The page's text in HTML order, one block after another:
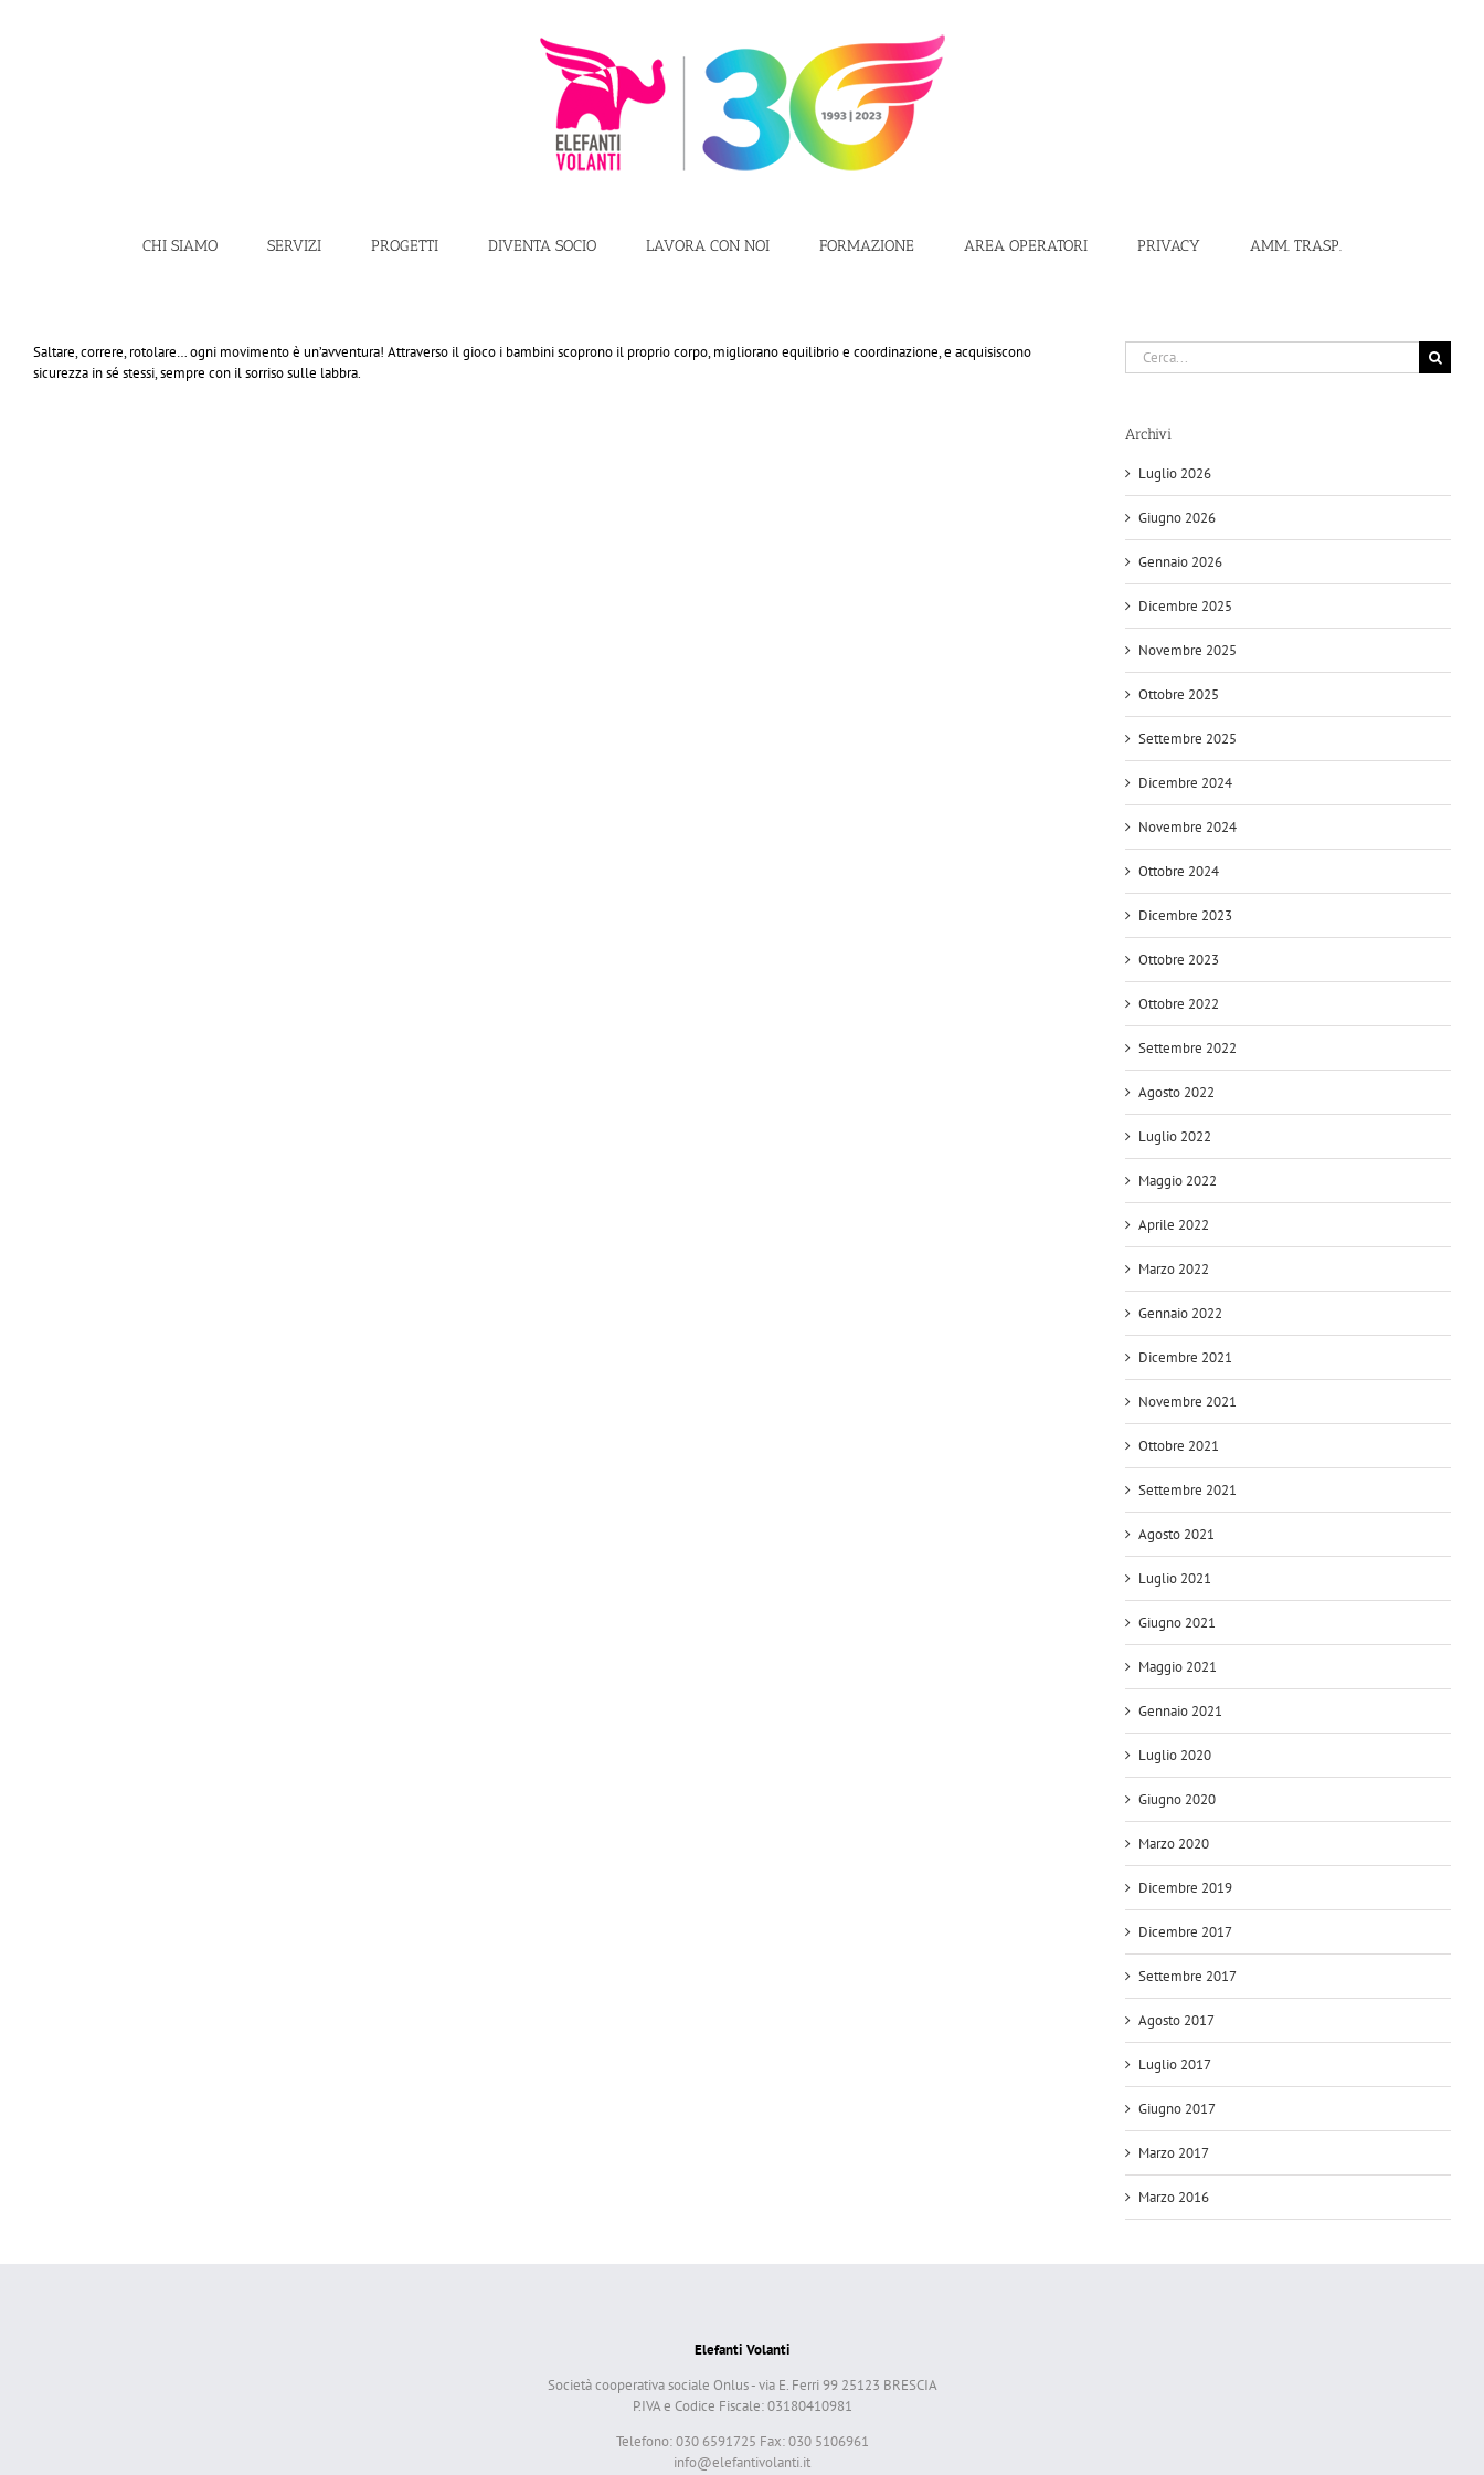
CHI SIAMO SERVIZI PROGETTI DIVENTA SOCIO LAVORA CON NOI FORMAZIONE AREA OPERATORI PRIVACY AMM. TRASP.
Saltare, correre, rotolare… ogni movimento è un’avventura! Attraverso il gioco i bambini scoprono il proprio corpo, migliorano equilibrio e coordinazione, e acquisiscono
sicurezza in sé stessi, sempre con il sorriso sulle labbra.
Cerca
per:
Archivi
Luglio 2026
Giugno 2026
Gennaio 2026
Dicembre 2025
Novembre 2025
Ottobre 2025
Settembre 2025
Dicembre 2024
Novembre 2024
Ottobre 2024
Dicembre 2023
Ottobre 2023
Ottobre 2022
Settembre 2022
Agosto 2022
Luglio 2022
Maggio 2022
Aprile 2022
Marzo 2022
Gennaio 2022
Dicembre 2021
Novembre 2021
Ottobre 2021
Settembre 2021
Agosto 2021
Luglio 2021
Giugno 2021
Maggio 2021
Gennaio 2021
Luglio 2020
Giugno 2020
Marzo 2020
Dicembre 2019
Dicembre 2017
Settembre 2017
Agosto 2017
Luglio 2017
Giugno 2017
Marzo 2017
Marzo 2016
Elefanti Volanti
Società cooperativa sociale Onlus - via E. Ferri 99 25123 BRESCIA
P.IVA e Codice Fiscale: 03180410981
Telefono: 030 6591725 Fax: 030 5106961
info@elefantivolanti.it